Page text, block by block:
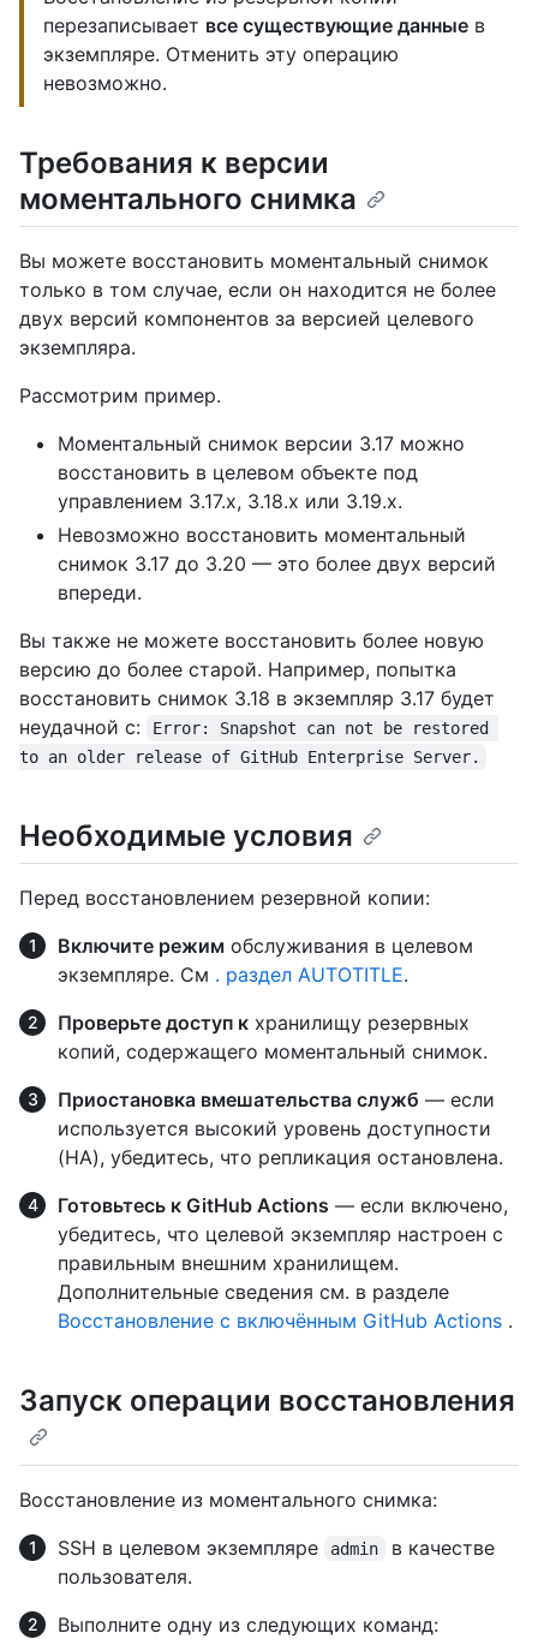
перезаписывает все существующие данные в
экземпляре. Отменить эту операцию
невозможно.
Требования к версии
моментального снимка
Вы можете восстановить моментальный снимок
только в том случае, если он находится не более
двух версий компонентов за версией целевого
экземпляра.
Рассмотрим пример.
Моментальный снимок версии 3.17 можно
восстановить в целевом объекте под
управлением 3.17.x, 3.18.x или 3.19.x.
Невозможно восстановить моментальный
снимок 3.17 до 3.20 — это более двух версий
впереди.
Вы также не можете восстановить более новую
версию до более старой. Например, попытка
восстановить снимок 3.18 в экземпляр 3.17 будет
неудачной с:
Error: Snapshot can not be restored
to an older release of GitHub Enterprise Server.
Необходимые условия
Перед восстановлением резервной копии:
Включите режим обслуживания в целевом
экземпляре. См . раздел AUTOTITLE.
Проверьте доступ к хранилищу резервных
копий, содержащего моментальный снимок.
Приостановка вмешательства служб — если
используется высокий уровень доступности
(HA), убедитесь, что репликация остановлена.
Готовьтесь к GitHub Actions — если включено,
убедитесь, что целевой экземпляр настроен с
правильным внешним хранилищем.
Дополнительные сведения см. в разделе
Восстановление с включённым GitHub Actions .
Запуск операции восстановления
Восстановление из моментального снимка:
SSH в целевом экземпляре
admin
в качестве
пользователя.
Выполните одну из следующих команд: